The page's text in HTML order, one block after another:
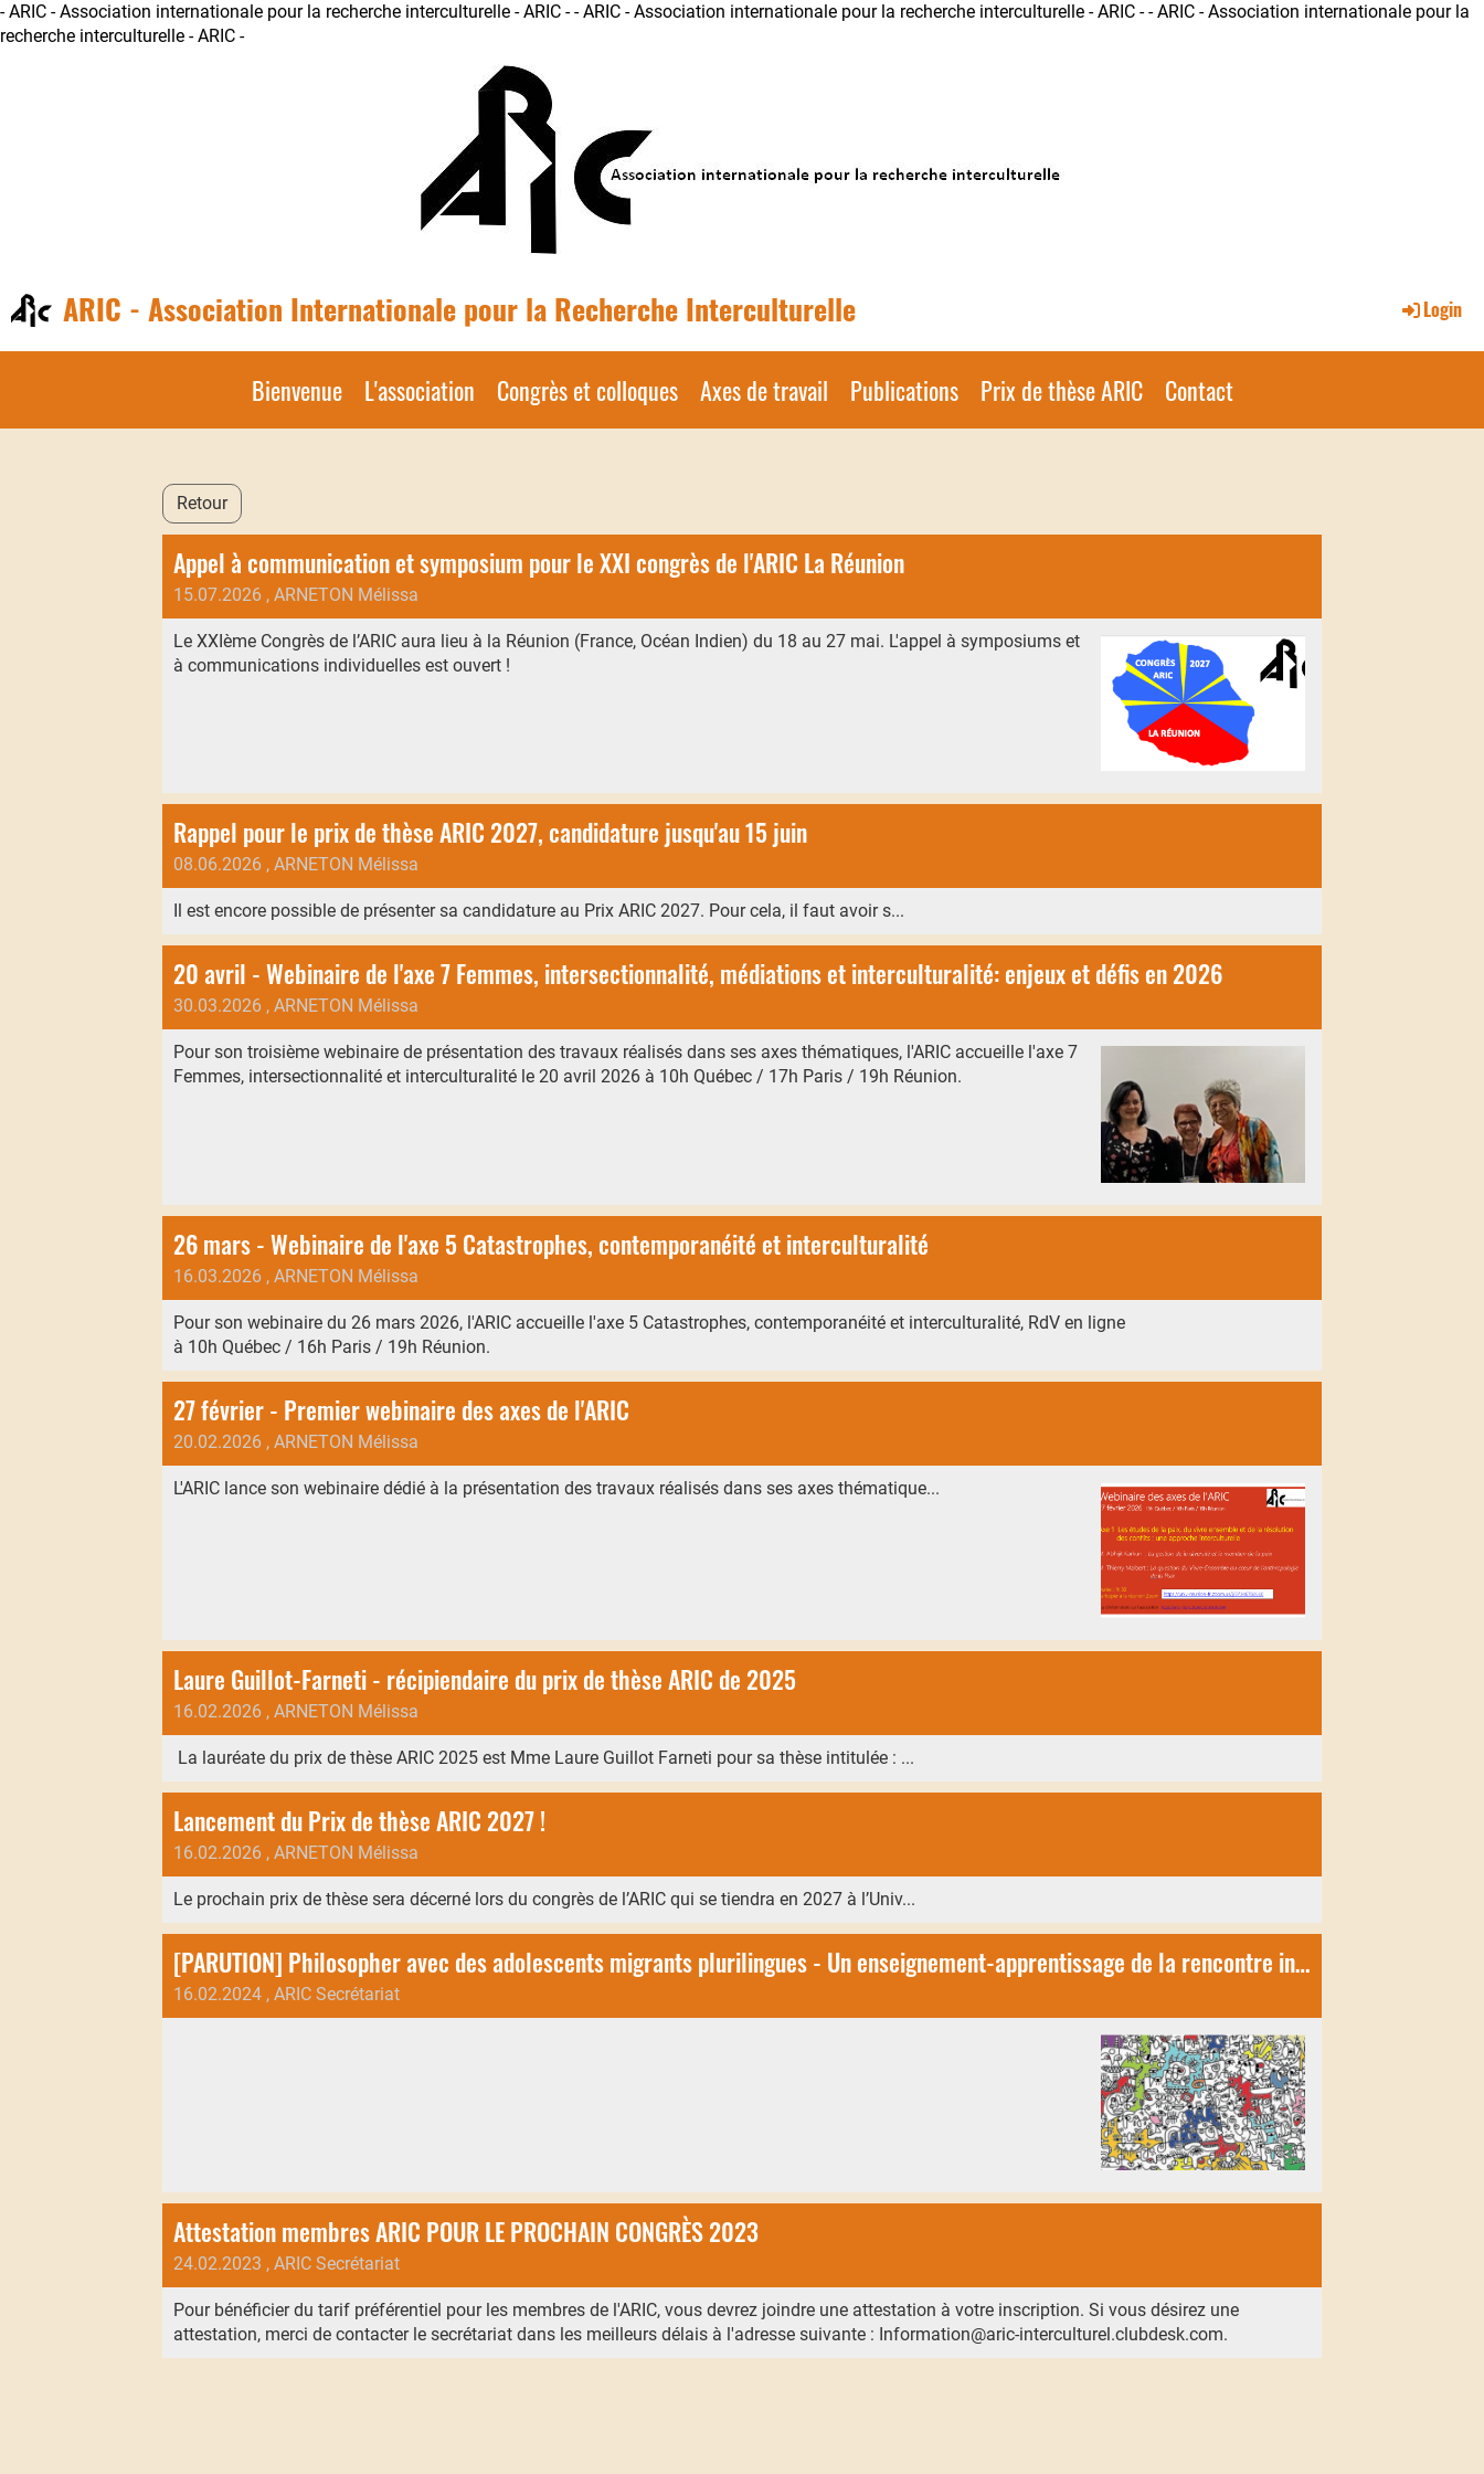
- ARIC - Association internationale pour la recherche interculturelle - ARIC -- ARIC - Association internationale pour la recherche interculturelle - ARIC - - ARIC - Association internationale pour la
recherche interculturelle - ARIC -
ARIC - Association Internationale pour la Recherche Interculturelle Login
Bienvenue L'association Congrès et colloques Axes de travail Publications Prix de thèse ARIC Contact
Retour
Appel à communication et symposium pour le XXI congrès de l'ARIC La Réunion
15.07.2026 , ARNETON Mélissa
Le XXIème Congrès de l’ARIC aura lieu à la Réunion (France, Océan Indien) du 18 au 27 mai. L'appel à symposiums et
à communications individuelles est ouvert !
Rappel pour le prix de thèse ARIC 2027, candidature jusqu'au 15 juin
08.06.2026 , ARNETON Mélissa
Il est encore possible de présenter sa candidature au Prix ARIC 2027. Pour cela, il faut avoir s...
20 avril - Webinaire de l'axe 7 Femmes, intersectionnalité, médiations et interculturalité: enjeux et défis en 2026
30.03.2026 , ARNETON Mélissa
Pour son troisième webinaire de présentation des travaux réalisés dans ses axes thématiques, l'ARIC accueille l'axe 7
Femmes, intersectionnalité et interculturalité le 20 avril 2026 à 10h Québec / 17h Paris / 19h Réunion.
26 mars - Webinaire de l'axe 5 Catastrophes, contemporanéité et interculturalité
16.03.2026 , ARNETON Mélissa
Pour son webinaire du 26 mars 2026, l'ARIC accueille l'axe 5 Catastrophes, contemporanéité et interculturalité, RdV en ligne
à 10h Québec / 16h Paris / 19h Réunion.
27 février - Premier webinaire des axes de l'ARIC
20.02.2026 , ARNETON Mélissa
L'ARIC lance son webinaire dédié à la présentation des travaux réalisés dans ses axes thématique...
Laure Guillot-Farneti - récipiendaire du prix de thèse ARIC de 2025
16.02.2026 , ARNETON Mélissa
La lauréate du prix de thèse ARIC 2025 est Mme Laure Guillot Farneti pour sa thèse intitulée : ...
Lancement du Prix de thèse ARIC 2027 !
16.02.2026 , ARNETON Mélissa
Le prochain prix de thèse sera décerné lors du congrès de l’ARIC qui se tiendra en 2027 à l’Univ...
[PARUTION] Philosopher avec des adolescents migrants plurilingues - Un enseignement-apprentissage de la rencontre interculturelle
16.02.2024 , ARIC Secrétariat
Attestation membres ARIC POUR LE PROCHAIN CONGRÈS 2023
24.02.2023 , ARIC Secrétariat
Pour bénéficier du tarif préférentiel pour les membres de l'ARIC, vous devrez joindre une attestation à votre inscription. Si vous désirez une
attestation, merci de contacter le secrétariat dans les meilleurs délais à l'adresse suivante : Information@aric-interculturel.clubdesk.com.